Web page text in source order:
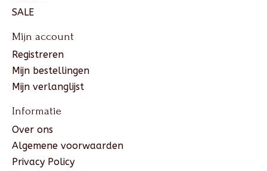
SALE
Mijn account
Registreren
Mijn bestellingen
Mijn verlanglijst
Informatie
Over ons
Algemene voorwaarden
Privacy Policy